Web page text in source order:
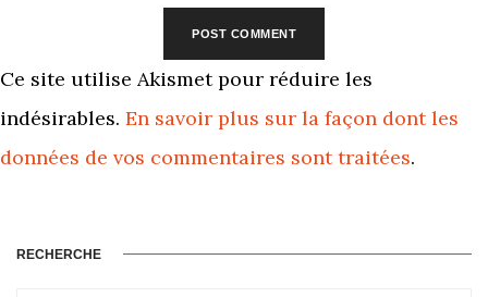
Ce site utilise Akismet pour réduire les
indésirables. En savoir plus sur la façon dont les
données de vos commentaires sont traitées.
RECHERCHE